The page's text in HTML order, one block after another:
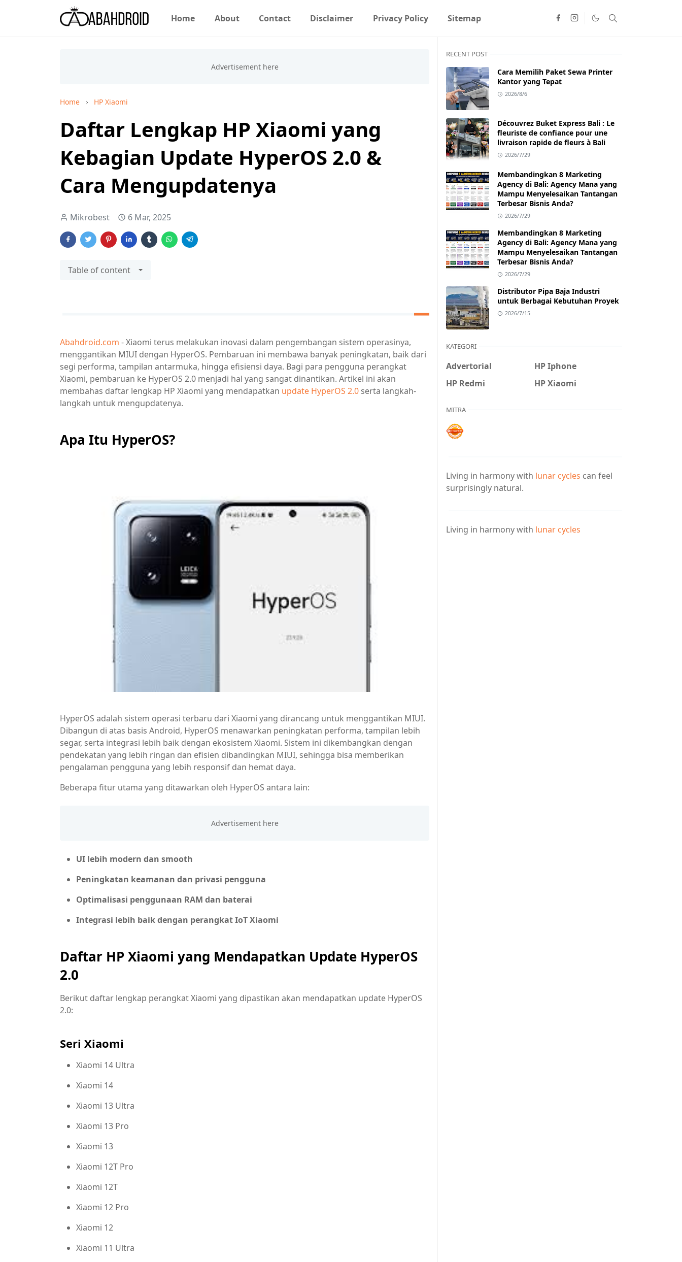
Home About Contact Disclaimer Privacy Policy Sitemap
Home HP Xiaomi
Daftar Lengkap HP Xiaomi yang
Kebagian Update HyperOS 2.0 &
Cara Mengupdatenya
Mikrobest 6 Mar, 2025
Table of content
Abahdroid.com - Xiaomi terus melakukan inovasi dalam pengembangan sistem operasinya,
menggantikan MIUI dengan HyperOS. Pembaruan ini membawa banyak peningkatan, baik dari
segi performa, tampilan antarmuka, hingga efisiensi daya. Bagi para pengguna perangkat
Xiaomi, pembaruan ke HyperOS 2.0 menjadi hal yang sangat dinantikan. Artikel ini akan
membahas daftar lengkap HP Xiaomi yang mendapatkan update HyperOS 2.0 serta langkah-
langkah untuk mengupdatenya.
Apa Itu HyperOS?
HyperOS adalah sistem operasi terbaru dari Xiaomi yang dirancang untuk menggantikan MIUI.
Dibangun di atas basis Android, HyperOS menawarkan peningkatan performa, tampilan lebih
segar, serta integrasi lebih baik dengan ekosistem Xiaomi. Sistem ini dikembangkan dengan
pendekatan yang lebih ringan dan efisien dibandingkan MIUI, sehingga bisa memberikan
pengalaman pengguna yang lebih responsif dan hemat daya.
Beberapa fitur utama yang ditawarkan oleh HyperOS antara lain:
UI lebih modern dan smooth
Peningkatan keamanan dan privasi pengguna
Optimalisasi penggunaan RAM dan baterai
Integrasi lebih baik dengan perangkat IoT Xiaomi
Daftar HP Xiaomi yang Mendapatkan Update HyperOS
2.0
Berikut daftar lengkap perangkat Xiaomi yang dipastikan akan mendapatkan update HyperOS
2.0:
Seri Xiaomi
Xiaomi 14 Ultra
Xiaomi 14
Xiaomi 13 Ultra
Xiaomi 13 Pro
Xiaomi 13
Xiaomi 12T Pro
Xiaomi 12T
Xiaomi 12 Pro
Xiaomi 12
Xiaomi 11 Ultra
RECENT POST
Cara Memilih Paket Sewa Printer
Kantor yang Tepat
2026/8/6
Découvrez Buket Express Bali : Le
fleuriste de confiance pour une
livraison rapide de fleurs à Bali
2026/7/29
Membandingkan 8 Marketing
Agency di Bali: Agency Mana yang
Mampu Menyelesaikan Tantangan
Terbesar Bisnis Anda?
2026/7/29
Membandingkan 8 Marketing
Agency di Bali: Agency Mana yang
Mampu Menyelesaikan Tantangan
Terbesar Bisnis Anda?
2026/7/29
Distributor Pipa Baja Industri
untuk Berbagai Kebutuhan Proyek
2026/7/15
KATEGORI
Advertorial
HP Iphone
HP Redmi
HP Xiaomi
MITRA
Living in harmony with lunar cycles can feel
surprisingly natural.
Living in harmony with lunar cycles